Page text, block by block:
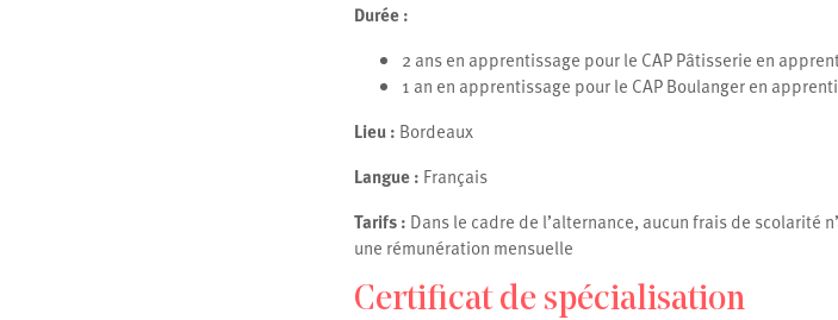
Durée :
2 ans en apprentissage pour le CAP Pâtisserie en
1 an en apprentissage pour le CAP Boulanger en
Lieu : Bordeaux
Langue : Français
Tarifs : Dans le cadre de l’alternance, aucun frais de scolarité
une rémunération mensuelle
Certificat de spécialisation